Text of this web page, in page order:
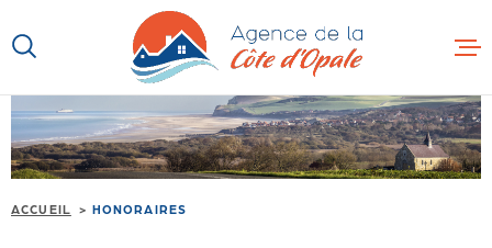
au
menu
au
contenu
ACCUEIL
ACCUEIL HONORAIRES